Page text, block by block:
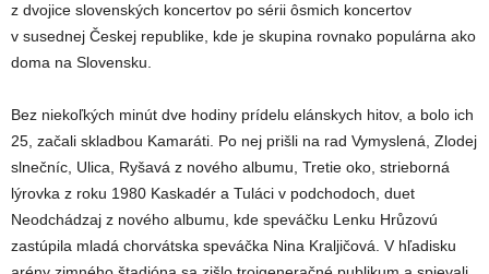
z dvojice slovenských koncertov po sérii ôsmich koncertov
v susednej Českej republike, kde je skupina rovnako populárna ako
doma na Slovensku.
Bez niekoľkých minút dve hodiny prídelu elánskych hitov, a bolo ich
25, začali skladbou Kamaráti. Po nej prišli na rad Vymyslená, Zlodej
slnečníc, Ulica, Ryšavá z nového albumu, Tretie oko, strieborná
lýrovka z roku 1980 Kaskadér a Tuláci v podchodoch, duet
Neodchádzaj z nového albumu, kde speváčku Lenku Hrůzovú
zastúpila mladá chorvátska speváčka Nina Kraljičová. V hľadisku